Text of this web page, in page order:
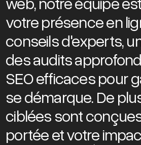
votre présence en
conseils d'experts,
des audits
SEO efficaces pour
se démarque. De
ciblées sont
portée et votre